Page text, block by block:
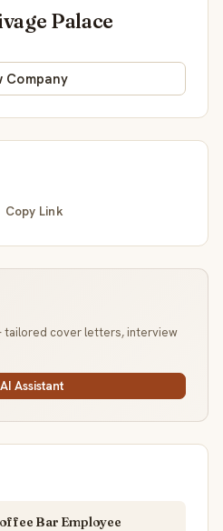
Palace
Company
Copy Link
tailored cover letters, interview
Assistant
Bar Employee